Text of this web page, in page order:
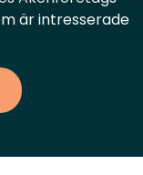
är intresserade